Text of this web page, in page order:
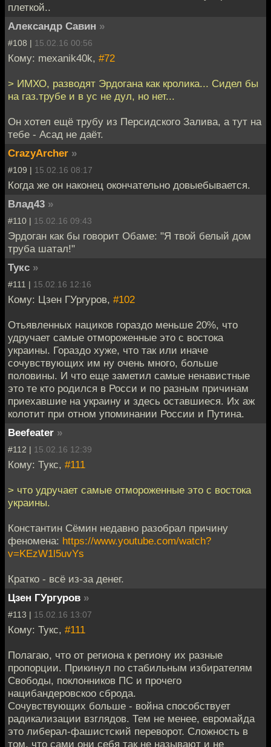
плеткой..
Александр Савин »
#108 | 15.02.16 00:56
Кому: mexanik40k, #72
> ИМХО, разводят Эрдогана как кролика... Сидел бы
на газ.трубе и в ус не дул, но нет...
Он хотел ещё трубу из Персидского Залива, а тут на
тебе - Асад не даёт.
CrazyArcher »
#109 | 15.02.16 08:17
Когда же он наконец окончательно довыебывается.
Влад43 »
#110 | 15.02.16 09:43
Эрдоган как бы говорит Обаме: "Я твой белый дом
труба шатал!"
Тукс »
#111 | 15.02.16 12:16
Кому: Цзен ГУргуров, #102
Отьявленных нациков гораздо меньше 20%, что
удручает самые отмороженные это с востока
украины. Гораздо хуже, что так или иначе
сочувствующих им ну очень много, больше
половины. И что еще заметил самые ненавистные
это те кто родился в Росси и по разным причинам
приехавшие на украину и здесь оставшиеся. Их аж
колотит при отном упоминании России и Путина.
Beefeater »
#112 | 15.02.16 12:39
Кому: Тукс, #111
> что удручает самые отмороженные это с востока
украины.
Константин Сёмин недавно разобрал причину
феномена: https://www.youtube.com/watch?
v=KEzW1l5uvYs
Кратко - всё из-за денег.
Цзен ГУргуров »
#113 | 15.02.16 13:07
Кому: Тукс, #111
Полагаю, что от региона к региону их разные
пропорции. Прикинул по стабильным избирателям
Свободы, поклонников ПС и прочего
нацибандеровскоо сброда.
Сочувствующих больше - война способствует
радикализации взглядов. Тем не менее, евромайда
это либерал-фашистский переворот. Сложность в
том, что сами они себя так не называют и не